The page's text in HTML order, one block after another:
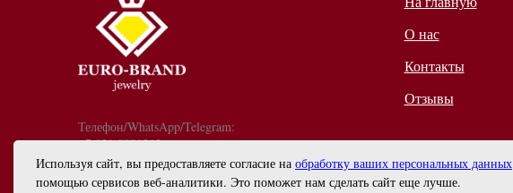
Используя сайт, вы предоставляете согласие на обработку ваших персональных данных
помощью сервисов веб-аналитики. Это поможет нам сделать сайт еще лучше.
Телефон/WhatsApp/Telegram:
+7 921 9081213
График работы: с 10:00 до 18:00
info@euro-brand.ru
О нас
Контакты
Отзывы